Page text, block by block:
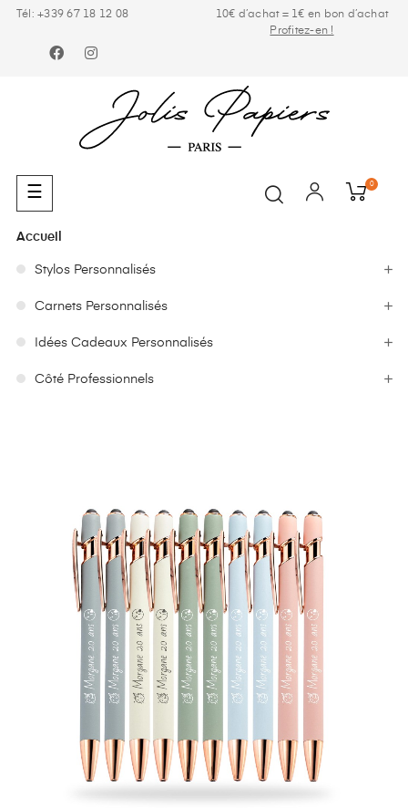
Tél: +339 67 18 12 08
10€ d’achat = 1€ en bon d’achat
Profitez-en !
Facebook
0
Basculer
la
navigation
☰
Accueil
Stylos Personnalisés
Carnets Personnalisés
Idées Cadeaux Personnalisés
Côté Professionnels